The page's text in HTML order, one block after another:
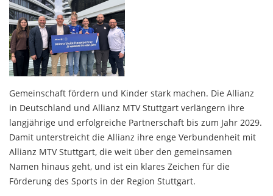
Gemeinschaft fördern und Kinder stark machen. Die Allianz
in Deutschland und Allianz MTV Stuttgart verlängern ihre
langjährige und erfolgreiche Partnerschaft bis zum Jahr 2029.
Damit unterstreicht die Allianz ihre enge Verbundenheit mit
Allianz MTV Stuttgart, die weit über den gemeinsamen
Namen hinaus geht, und ist ein klares Zeichen für die
Förderung des Sports in der Region Stuttgart.